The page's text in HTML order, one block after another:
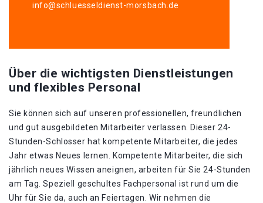
info@schluesseldienst-morsbach.de
Über die wichtigsten Dienstleistungen
und flexibles Personal
Sie können sich auf unseren professionellen, freundlichen
und gut ausgebildeten Mitarbeiter verlassen. Dieser 24-
Stunden-Schlosser hat kompetente Mitarbeiter, die jedes
Jahr etwas Neues lernen. Kompetente Mitarbeiter, die sich
jährlich neues Wissen aneignen, arbeiten für Sie 24-Stunden
am Tag. Speziell geschultes Fachpersonal ist rund um die
Uhr für Sie da, auch an Feiertagen. Wir nehmen die